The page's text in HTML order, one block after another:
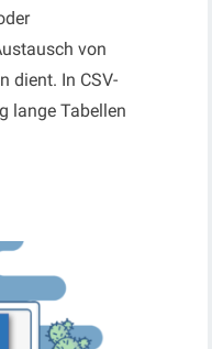
von
dient. In CSV-
lange Tabellen